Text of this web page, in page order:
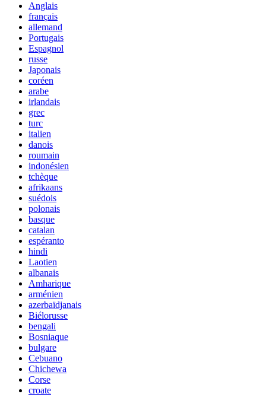
Anglais
français
allemand
Portugais
Espagnol
russe
Japonais
coréen
arabe
irlandais
grec
turc
italien
danois
roumain
indonésien
tchèque
afrikaans
suédois
polonais
basque
catalan
espéranto
hindi
Laotien
albanais
Amharique
arménien
azerbaïdjanais
Biélorusse
bengali
Bosniaque
bulgare
Cebuano
Chichewa
Corse
croate